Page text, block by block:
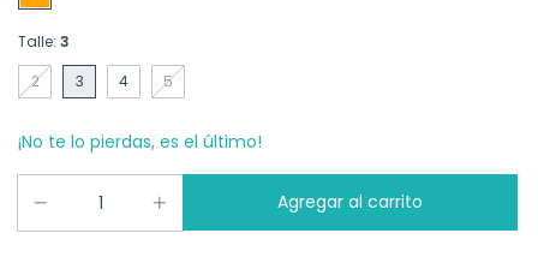
Talle: 3
2
3 4 5
¡No te lo pierdas, es el último!